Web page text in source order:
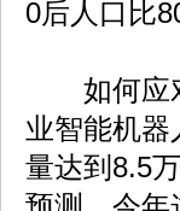
0后人口比
如何应对
业智能机
量达到8.5